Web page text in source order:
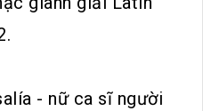
- nữ ca sĩ người